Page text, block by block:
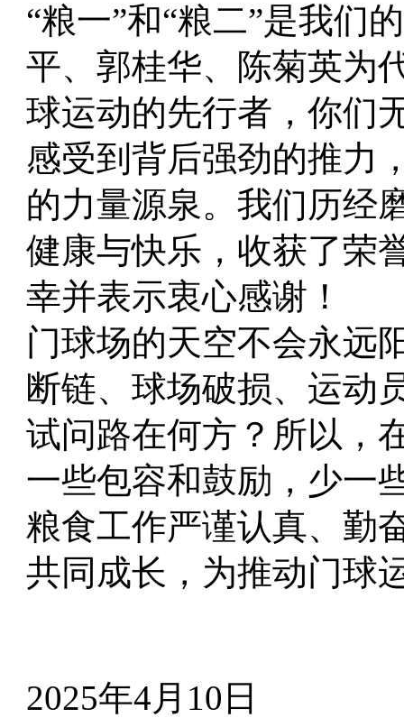
“粮一”和“粮二”是我们
平、郭桂华、陈菊英为
球运动的先行者，你们
感受到背后强劲的推力
的力量源泉。我们历经
健康与快乐，收获了荣
幸并表示衷心感谢！
门球场的天空不会永远
断链、球场破损、运动
试问路在何方？所以，
一些包容和鼓励，少一
粮食工作严谨认真、勤
共同成长，为推动门球
2025年4月10日